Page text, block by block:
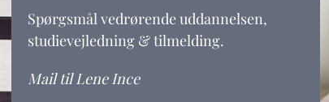
Spørgsmål vedrørende uddannelsen,
studievejledning & tilmelding.
Mail til Lene Ince